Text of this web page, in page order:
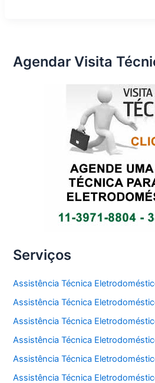
Agendar Visita
Serviços
Assistência Técnica
Assistência Técnica
Assistência Técnica
Assistência Técnica
Assistência Técnica
Assistência Técnica